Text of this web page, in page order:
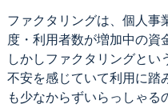
ファクタリングは、個人事
度・利用者数が増加中の資
しかしファクタリングとい
不安を感じていて利用に踏
も少なからずいらっしゃる